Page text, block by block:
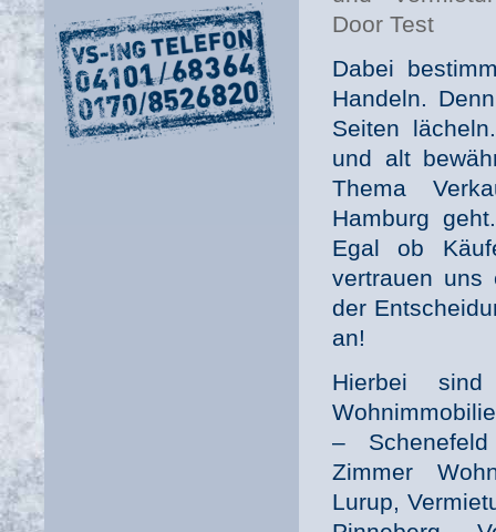
Dabei
Handeln.
Seiten
und alt
Thema
Hamburg
Egal ob
vertrauen uns
der
an!
Hierbei
–
Zimmer
Lurup,